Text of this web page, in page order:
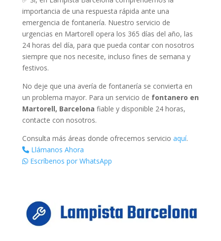
importancia de una respuesta rápida ante una
emergencia de fontanería. Nuestro servicio de
urgencias en Martorell opera los 365 días del año, las
24 horas del día, para que pueda contar con nosotros
siempre que nos necesite, incluso fines de semana y
festivos.
No deje que una avería de fontanería se convierta en
un problema mayor. Para un servicio de fontanero en
Martorell, Barcelona fiable y disponible 24 horas,
contacte con nosotros.
Consulta más áreas donde ofrecemos servicio aquí.
Llámanos Ahora
Escríbenos por WhatsApp